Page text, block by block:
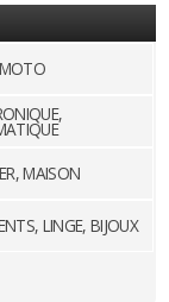
MAISON
LINGE, BIJOUX